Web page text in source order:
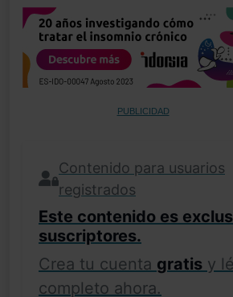
PUBLICIDAD
Contenido para usuarios
registrados
Este contenido es
suscriptores.
Crea tu cuenta gratis y
completo ahora.